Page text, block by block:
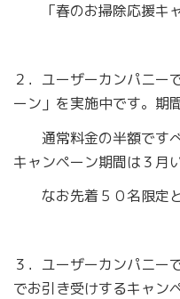
「春のお掃除応援キャ
２．ユーザーカンパニー
ーン」を実施中です。期
通常料金の半額ですべ
キャンペーン期間は３月
なお先着５０名限定と
３．ユーザーカンパニー
でお引き受けするキャン